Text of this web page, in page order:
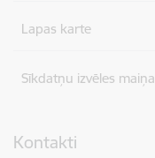
Lapas karte
Sīkdatņu izvēles maiņa
Kontakti